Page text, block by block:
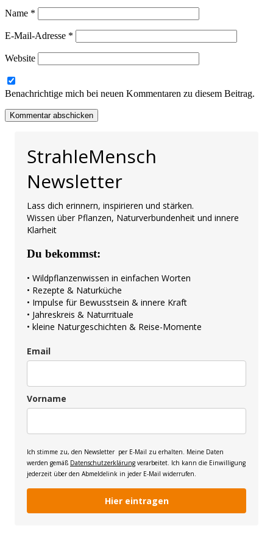
Name *
E-Mail-Adresse *
Website
Benachrichtige mich bei neuen Kommentaren zu diesem Beitrag.
StrahleMensch
Newsletter
Lass dich erinnern, inspirieren und stärken.
Wissen über Pflanzen, Naturverbundenheit und innere
Klarheit
Du bekommst:
• Wildpflanzenwissen in einfachen Worten
• Rezepte & Naturküche
• Impulse für Bewusstsein & innere Kraft
• Jahreskreis & Naturrituale
• kleine Naturgeschichten & Reise-Momente
Email
Vorname
Ich stimme zu, den Newsletter per E-Mail zu erhalten. Meine Daten
werden gemäß Datenschutzerklärung verarbeitet. Ich kann die Einwilligung
jederzeit über den Abmeldelink in jeder E-Mail widerrufen.
Hier eintragen